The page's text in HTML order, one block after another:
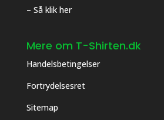
– Så klik her
Mere om T-Shirten.dk
Handelsbetingelser
Fortrydelsesret
Sitemap